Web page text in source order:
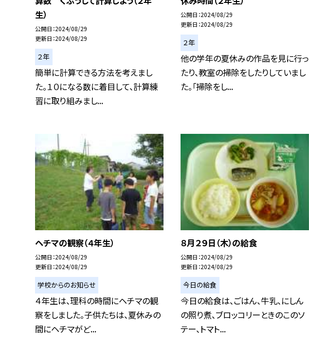
生）
公開日 2024/08/29
更新日 2024/08/29
２年
簡単に計算できる方法を考えまし
た。１０になる数に着目して、計算練
習に取り組みまし...
公開日 2024/08/29
更新日 2024/08/29
２年
他の学年の夏休みの作品を見に行っ
たり、教室の掃除をしたりしていまし
た。「掃除をし...
ヘチマの観察（４年生）
公開日 2024/08/29
更新日 2024/08/29
学校からのお知らせ
４年生は、理科の時間にヘチマの観
察をしました。子供たちは、夏休みの
間にヘチマがど...
８月２９日（木）の給食
公開日 2024/08/29
更新日 2024/08/29
今日の給食
今日の給食は、ごはん、牛乳、にしん
の照り煮、ブロッコリーときのこのソ
テー、トマト...